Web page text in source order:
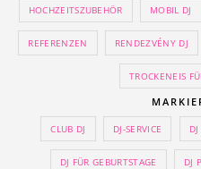
HOCHZEITSZUBEHÖR MOBIL DJ
REFERENZEN RENDEZVÉNY DJ
TROCKENEIS
CLUB DJ DJ-SERVICE
DJ FÜR GEBURTSTAGE DJ